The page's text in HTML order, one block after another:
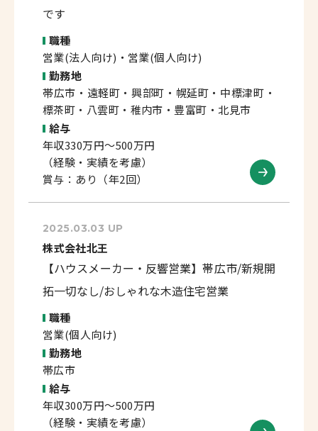
です
職種
営業(法人向け)・営業(個人向け)
勤務地
帯広市・遠軽町・興部町・幌延町・中標津町・
標茶町・八雲町・稚内市・豊富町・北見市
給与
年収330万円～500万円
（経験・実績を考慮）
賞与：あり（年2回）
2025.03.03 UP
株式会社北王
【ハウスメーカー・反響営業】帯広市/新規開
拓一切なし/おしゃれな木造住宅営業
職種
営業(個人向け)
勤務地
帯広市
給与
年収300万円～500万円
（経験・実績を考慮）